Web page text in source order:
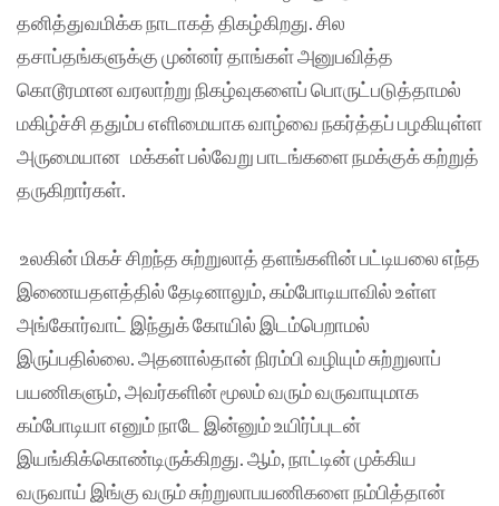
தனித்துவமிக்க நாடாகத் திகழ்கிறது. சில
தசாப்தங்களுக்கு முன்னர் தாங்கள் அனுபவித்த
கொடூரமான வரலாற்று நிகழ்வுகளைப் பொருட்படுத்தாமல்
மகிழ்ச்சி ததும்ப எளிமையாக வாழ்வை நகர்த்தப் பழகியுள்ள
அருமையான மக்கள் பல்வேறு பாடங்களை நமக்குக் கற்றுத்
தருகிறார்கள்.
உலகின் மிகச் சிறந்த சுற்றுலாத் தளங்களின் பட்டியலை எந்த
இணையதளத்தில் தேடினாலும், கம்போடியாவில் உள்ள
அங்கோர்வாட் இந்துக் கோயில் இடம்பெறாமல்
இருப்பதில்லை. அதனால்தான் நிரம்பி வழியும் சுற்றுலாப்
பயணிகளும், அவர்களின் மூலம் வரும் வருவாயுமாக
கம்போடியா எனும் நாடே இன்னும் உயிர்ப்புடன்
இயங்கிக்கொண்டிருக்கிறது. ஆம், நாட்டின் முக்கிய
வருவாய் இங்கு வரும் சுற்றுலாபயணிகளை நம்பித்தான்